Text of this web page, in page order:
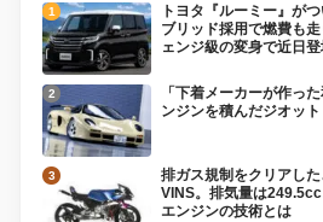
トヨタ『ルーミー』が
ブリッド採用で燃費も
ェンジ級の変身で近日
「下着メーカーが作っ
ンジンを積んだジオッ
排ガス規制をクリアした
VINS。排気量は
エンジンの技術とは